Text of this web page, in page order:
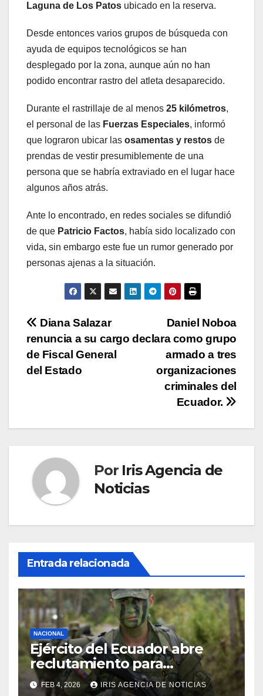
Laguna de Los Patos ubicado en la reserva.
Desde entonces varios grupos de búsqueda con
ayuda de equipos tecnológicos se han
desplegado por la zona, aunque aún no han
podido encontrar rastro del atleta desaparecido.
Durante el rastrillaje de al menos 25 kilómetros,
el personal de las Fuerzas Especiales, informó
que lograron ubicar las osamentas y restos de
prendas de vestir presumiblemente de una
persona que se habría extraviado en el lugar hace
algunos años atrás.
Ante lo encontrado, en redes sociales se difundió
de que Patricio Factos, había sido localizado con
vida, sin embargo este fue un rumor generado por
personas ajenas a la situación.
Navegación
de
entradas
Daniel Noboa
declara como grupo
armado a tres
organizaciones
criminales del
Ecuador.
Diana Salazar
renuncia a su cargo
de Fiscal General
del Estado
Por Iris Agencia de
Noticias
Entrada relacionada
NACIONAL
Ejército del Ecuador abre
reclutamiento para
bachilleres a partir de este
FEB 4, 2026 IRIS AGENCIA DE NOTICIAS